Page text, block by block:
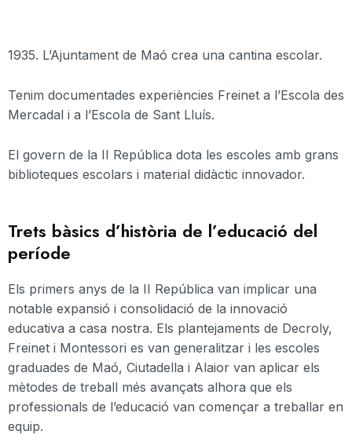
1935. L’Ajuntament de Maó crea una cantina escolar.
Tenim documentades experiències Freinet a l’Escola des
Mercadal i a l’Escola de Sant Lluís.
El govern de la II República dota les escoles amb grans
biblioteques escolars i material didàctic innovador.
Trets bàsics d’història de l’educació del
període
Els primers anys de la II República van implicar una
notable expansió i consolidació de la innovació
educativa a casa nostra. Els plantejaments de Decroly,
Freinet i Montessori es van generalitzar i les escoles
graduades de Maó, Ciutadella i Alaior van aplicar els
mètodes de treball més avançats alhora que els
professionals de l’educació van començar a treballar en
equip.